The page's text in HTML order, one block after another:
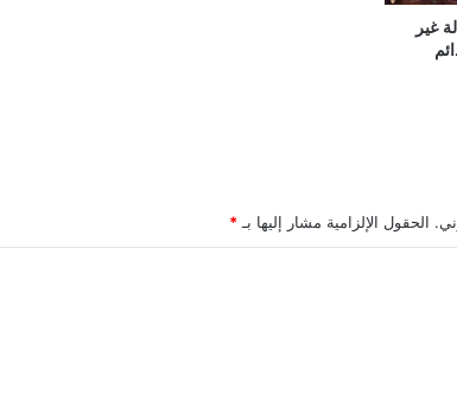
غير
الحقول الإلزامية مشار إليها بـ *